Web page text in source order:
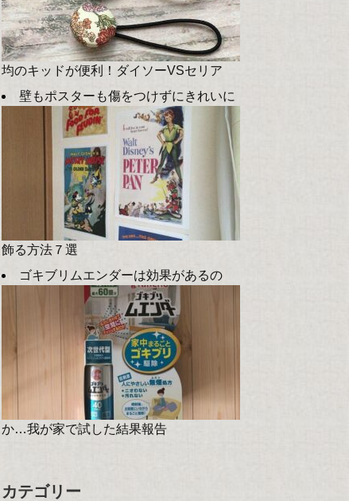
均のキッドが便利！ダイソーVSセリア
壁もポスターも傷をつけずにきれいに
飾る方法７選
ゴキブリムエンダーは効果があるの
か…我が家で試した結果報告
カテゴリー